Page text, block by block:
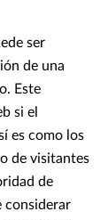
ser
de una
Este
si el
es como los
de visitantes
de
considerar